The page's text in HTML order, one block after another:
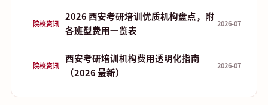
院校资讯
2026 西安考研培训优质机构盘点，附
各班型费用一览表
2026-07
院校资讯
西安考研培训机构费用透明化指南
（2026 最新）
2026-07